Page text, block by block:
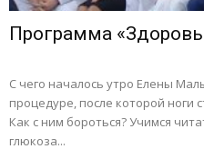
Программа
С чего началось утро Елены
процедуре, после которой ноги
Как с ним бороться? Учимся
глюкоза...